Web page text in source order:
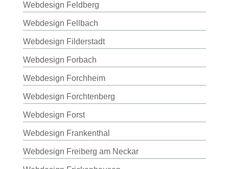
Webdesign Feldberg
Webdesign Fellbach
Webdesign Filderstadt
Webdesign Forbach
Webdesign Forchheim
Webdesign Forchtenberg
Webdesign Forst
Webdesign Frankenthal
Webdesign Freiberg am Neckar